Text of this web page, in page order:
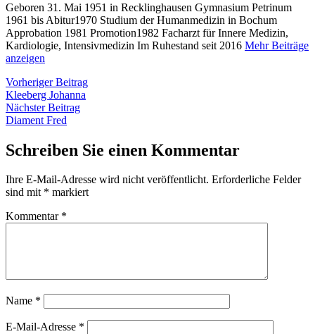
Geboren 31. Mai 1951 in Recklinghausen Gymnasium Petrinum
1961 bis Abitur1970 Studium der Humanmedizin in Bochum
Approbation 1981 Promotion1982 Facharzt für Innere Medizin,
Kardiologie, Intensivmedizin Im Ruhestand seit 2016 Mehr Beiträge
anzeigen
Beitragsnavigation
Vorheriger BeitragVorheriger
Kleeberg Johanna
Nächster BeitragNächster
Diament Fred
Schreiben Sie einen Kommentar
Ihre E-Mail-Adresse wird nicht veröffentlicht. Erforderliche Felder
sind mit * markiert
Kommentar *
Name *
E-Mail-Adresse *